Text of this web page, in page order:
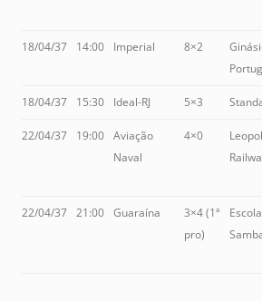
18/04/37 14:00 Imperial 8×2
18/04/37 15:30 Ideal-RJ 5×3
22/04/37 19:00 Aviação
Naval
4×0
22/04/37 21:00 Guaraína
3×4 (1ª
pro)